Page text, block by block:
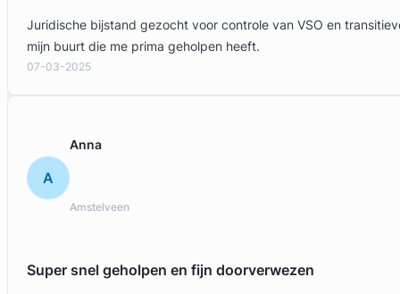
Juridische bijstand gezocht voor controle van VSO en
mijn buurt die me prima geholpen heeft.
07-03-2025
A
Anna
Amstelveen
Super snel geholpen en fijn doorverwezen